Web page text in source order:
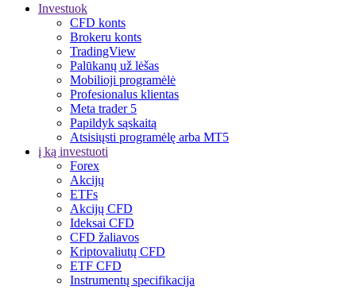
Investuok
CFD konts
Brokeru konts
TradingView
Palūkanų už lėšas
Mobilioji programėlė
Profesionalus klientas
Meta trader 5
Papildyk sąskaitą
Atsisiųsti programėlę arba MT5
į ką investuoti
Forex
Akcijų
ETFs
Akcijų CFD
Ideksai CFD
CFD žaliavos
Kriptovaliutų CFD
ETF CFD
Instrumentų specifikacija